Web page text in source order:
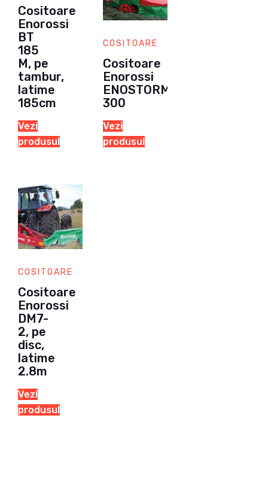
Cositoare
Enorossi
BT
185
M, pe
tambur,
latime
185cm
Vezi
produsul
COSITOARE
Cositoare
Enorossi
ENOSTORM
300
Vezi
produsul
COSITOARE
Cositoare
Enorossi
DM7-
2, pe
disc,
latime
2.8m
Vezi
produsul